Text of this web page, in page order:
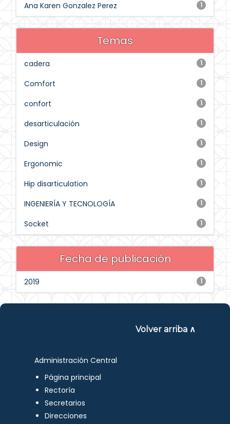
1
Ana Karen Gonzalez Perez
Temas
1
cadera
1
Comfort
1
confort
1
desarticulación
1
Design
1
Ergonomic
1
Hip disarticulation
1
INGENIERÍA Y TECNOLOGÍA
1
Socket
Fecha de publicación
1
2019
Volver arriba ∧
Administración Central
Página principal
Rectoría
Secretarios
Direcciones